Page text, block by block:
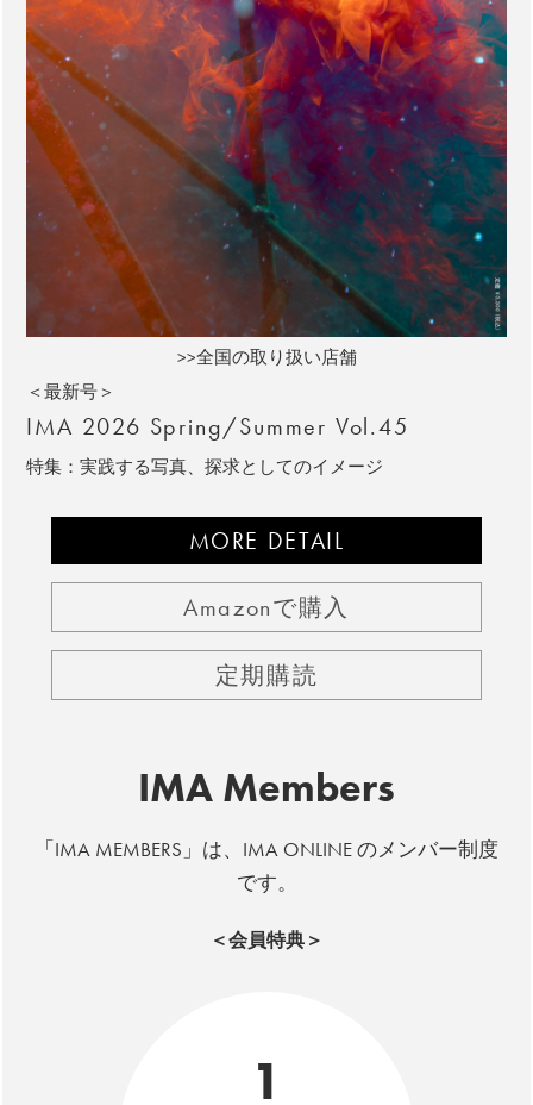
>>全国の取り扱い店舗
＜最新号＞
IMA 2026 Spring/Summer Vol.45
特集：実践する写真、探求としてのイメージ
MORE DETAIL
Amazonで購入
定期購読
IMA Members
「IMA MEMBERS」は、IMA ONLINE のメンバー制度
です。
＜会員特典＞
1